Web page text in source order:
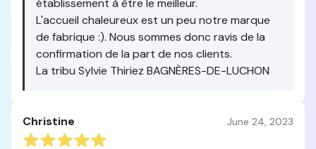
établissement à être le meilleur.
L'accueil chaleureux est un peu notre marque
de fabrique :). Nous sommes donc ravis de la
confirmation de la part de nos clients.
La tribu Sylvie Thiriez BAGNÈRES-DE-LUCHON
Christine June 24, 2023